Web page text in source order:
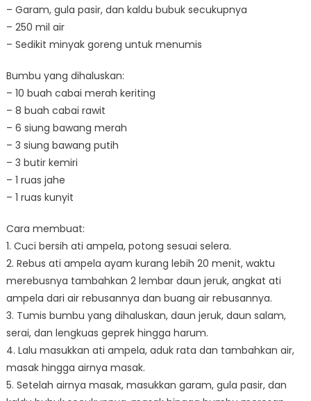
– Garam, gula pasir, dan kaldu bubuk secukupnya
– 250 mil air
– Sedikit minyak goreng untuk menumis
Bumbu yang dihaluskan:
– 10 buah cabai merah keriting
– 8 buah cabai rawit
– 6 siung bawang merah
– 3 siung bawang putih
– 3 butir kemiri
– 1 ruas jahe
– 1 ruas kunyit
Cara membuat:
1. Cuci bersih ati ampela, potong sesuai selera.
2. Rebus ati ampela ayam kurang lebih 20 menit, waktu
merebusnya tambahkan 2 lembar daun jeruk, angkat ati
ampela dari air rebusannya dan buang air rebusannya.
3. Tumis bumbu yang dihaluskan, daun jeruk, daun salam,
serai, dan lengkuas geprek hingga harum.
4. Lalu masukkan ati ampela, aduk rata dan tambahkan air,
masak hingga airnya masak.
5. Setelah airnya masak, masukkan garam, gula pasir, dan